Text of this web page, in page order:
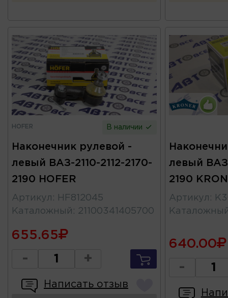
HOFER В наличии
Наконечник рулевой -
левый ВАЗ-2110-2112-2170-
2190 HOFER
Артикул :
HF812045
Каталожный : 21100341405700
655.65
- +
Написать отзыв
левый ВАЗ-
2190
Артикул :
640.00
-